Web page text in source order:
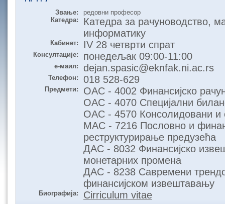
Звање:
редовни професор
Катедра:
Катедра за рачуноводство,
информатику
Кабинет: IV 28 четврти спрат
Консултације: понедељак 09:00-11:00
е-маил: dejan.spasic@eknfak.ni.ac.rs
Телефон: 018 528-629
Предмети:
ОАС - 4002 Финансијско
ОАС - 4070 Специјални
ОАС - 4570 Консолидовани и
МАС - 7216 Пословно и
реструктурирање предузећа
ДАС - 8032 Финансијско
монетарних промена
ДАС - 8238 Савремени
финансијском извештавању
Биографија: Cirriculum vitae